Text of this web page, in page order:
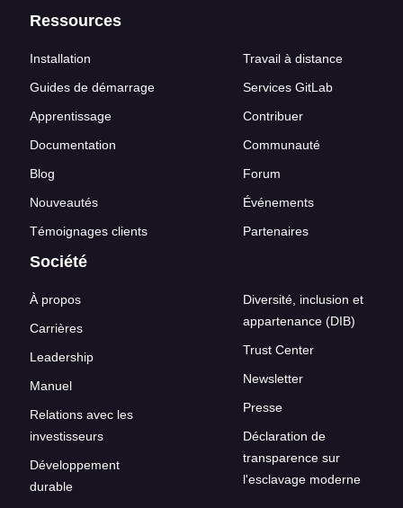
Ressources
Installation
Guides de démarrage
Apprentissage
Documentation
Blog
Nouveautés
Témoignages clients
Travail à distance
Services GitLab
Contribuer
Communauté
Forum
Événements
Partenaires
Société
À propos
Carrières
Leadership
Manuel
Relations avec les
investisseurs
Développement
durable
Diversité, inclusion et
appartenance (DIB)
Trust Center
Newsletter
Presse
Déclaration de
transparence sur
l'esclavage moderne